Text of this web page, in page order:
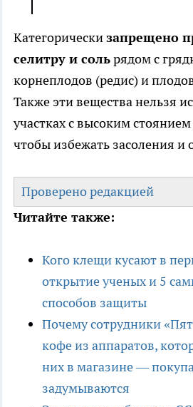
Категорическизапрещено
селитру и сольрядом с
корнеплодов (редис) и
Также эти вещества нельзя
участках с высоким
чтобы избежать засоления и
Проверено редакцией
Читайте также:
Кого клещи кусают в
открытие ученых и 5
способов защиты
Почему сотрудники
кофе из аппаратов,
них в магазине —
задумываются